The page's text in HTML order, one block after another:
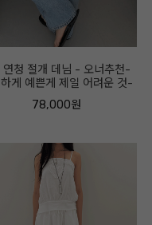
연청 절개 데님 - 오너추천-
게 예쁜게 제일 어려운 것-
78,000원